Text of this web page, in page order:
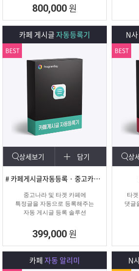
회원 수, 제목개수 , 내용개수, 댓글개
수, 가입조건,
글쓰기조건 별로 추출하여 얼마나 활
성화가 되어
있는지를 체크하여 효과가 있을만한
확인하여 효과적인 바이럴 마케팅을
진행할 수 있도록
800,000 원
카페 게시글자동등록기
상세보기 담기
# 카페게시글자동등록 · 중고카페글쓰기
중고나라 및 타겟 카페에
특정글을 자동으로 등록해주는
자동 게시글 등록 솔루션
399,000 원
BEST
N
상
타
댓글
BEST
카페자동 알리미 N